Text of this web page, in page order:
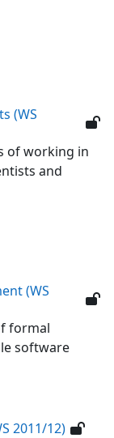
(WS
of working in
and
(WS
formal
software
2011/12)